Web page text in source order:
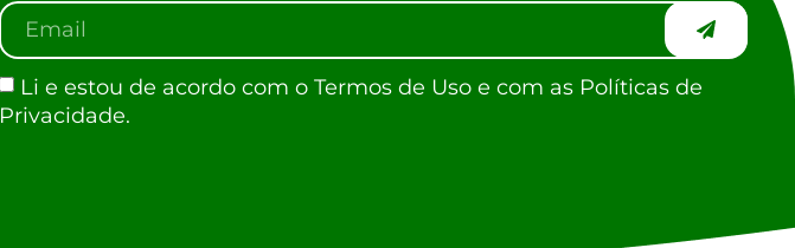
Li e estou de acordo com o Termos de Uso e com as Políticas de
Privacidade.